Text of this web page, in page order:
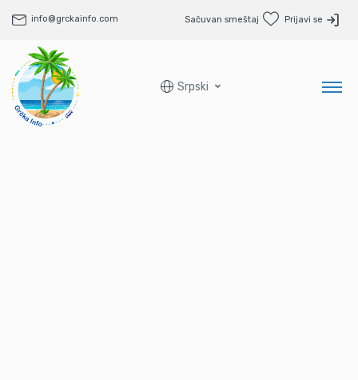
info@grckainfo.com Sačuvan smeštaj Prijavi se
Srpski